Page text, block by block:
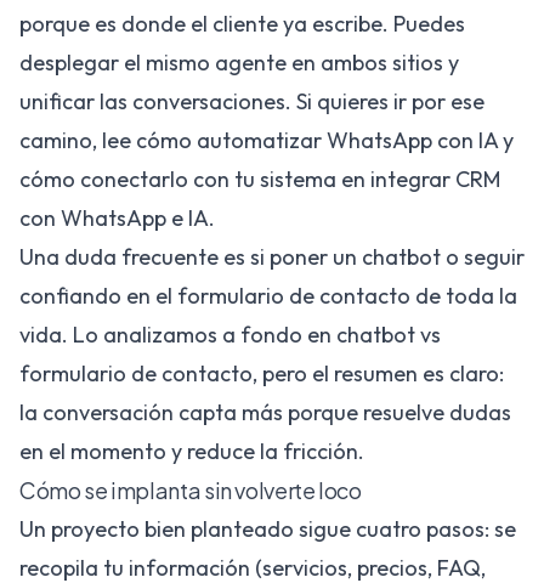
porque es donde el cliente ya escribe. Puedes
desplegar el mismo agente en ambos sitios y
unificar las conversaciones. Si quieres ir por ese
camino, lee cómo automatizar WhatsApp con IAy
cómo conectarlo con tu sistema en integrar CRM
con WhatsApp e IA.
Una duda frecuente es si poner un chatbot o seguir
confiando en el formulario de contacto de toda la
vida. Lo analizamos a fondo en chatbot vs
formulario de contacto, pero el resumen es claro:
la conversación capta más porque resuelve dudas
en el momento y reduce la fricción.
Cómo se implanta sin volverte loco
Un proyecto bien planteado sigue cuatro pasos: se
recopila tu información (servicios, precios, FAQ,